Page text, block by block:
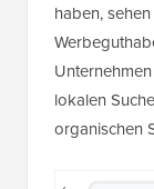
haben,
lokalen
organischen